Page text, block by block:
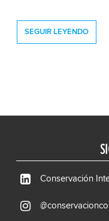
SEGUIR LEYENDO
Conservación